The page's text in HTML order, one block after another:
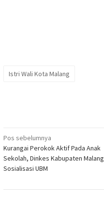
Istri Wali Kota Malang
Navigasi
pos
Pos sebelumnya
Kurangai Perokok Aktif Pada Anak
Sekolah, Dinkes Kabupaten Malang
Sosialisasi UBM